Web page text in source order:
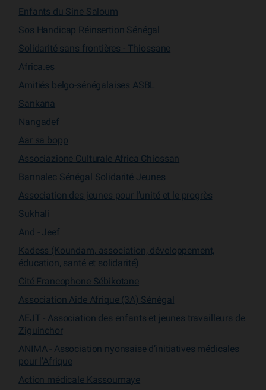
Enfants du Sine Saloum
Sos Handicap Réinsertion Sénégal
Solidarité sans frontières - Thiossane
Africa.es
Amitiés belgo-sénégalaises ASBL
Sankana
Nangadef
Aar sa bopp
Associazione Culturale Africa Chiossan
Bannalec Sénégal Solidarité Jeunes
Association des jeunes pour l’unité et le progrès
Sukhali
And - Jeef
Kadess (Koundam, association, développement,
éducation, santé et solidarité)
Cité Francophone Sébikotane
Association Aide Afrique (3A) Sénégal
AEJT - Association des enfants et jeunes travailleurs de
Ziguinchor
ANIMA - Association nyonsaise d’initiatives médicales
pour l’Afrique
Action médicale Kassoumaye